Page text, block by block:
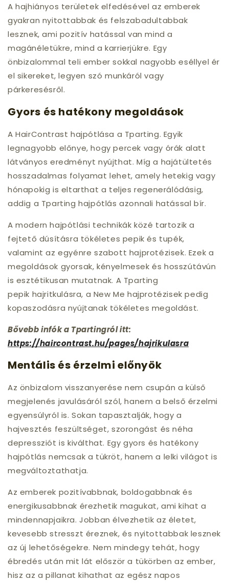
A hajhiányos területek elfedésével az emberek
gyakran nyitottabbak és felszabadultabbak
lesznek, ami pozitív hatással van mind a
magánéletükre, mind a karrierjükre. Egy
önbizalommal teli ember sokkal nagyobb eséllyel ér
el sikereket, legyen szó munkáról vagy
párkeresésről.
Gyors és hatékony megoldások
A HairContrast hajpótlása a Tparting. Egyik
legnagyobb előnye, hogy percek vagy órák alatt
látványos eredményt nyújthat. Míg a hajátültetés
hosszadalmas folyamat lehet, amely hetekig vagy
hónapokig is eltarthat a teljes regenerálódásig,
addig a Tparting hajpótlás azonnali hatással bír.
A modern hajpótlási technikák közé tartozik a
fejtető dúsításra tökéletes pepik és tupék,
valamint az egyénre szabott hajprotézisek. Ezek a
megoldások gyorsak, kényelmesek és hosszútávún
is esztétikusan mutatnak. A Tparting
pepik hajritkulásra, a New Me hajprotézisek pedig
kopaszodásra nyújtanak tökéletes megoldást.
Bővebb infók a Tpartingról itt:
https://haircontrast.hu/pages/hajrikulasra
Mentális és érzelmi előnyök
Az önbizalom visszanyerése nem csupán a külső
megjelenés javulásáról szól, hanem a belső érzelmi
egyensúlyról is. Sokan tapasztalják, hogy a
hajvesztés feszültséget, szorongást és néha
depressziót is kiválthat. Egy gyors és hatékony
hajpótlás nemcsak a tükröt, hanem a lelki világot is
megváltoztathatja.
Az emberek pozitívabbnak, boldogabbnak és
energikusabbnak érezhetik magukat, ami kihat a
mindennapjaikra. Jobban élvezhetik az életet,
kevesebb stresszt éreznek, és nyitottabbak lesznek
az új lehetőségekre. Nem mindegy tehát, hogy
ébredés után mit lát először a tükörben az ember,
hisz az a pillanat kihathat az egész napos